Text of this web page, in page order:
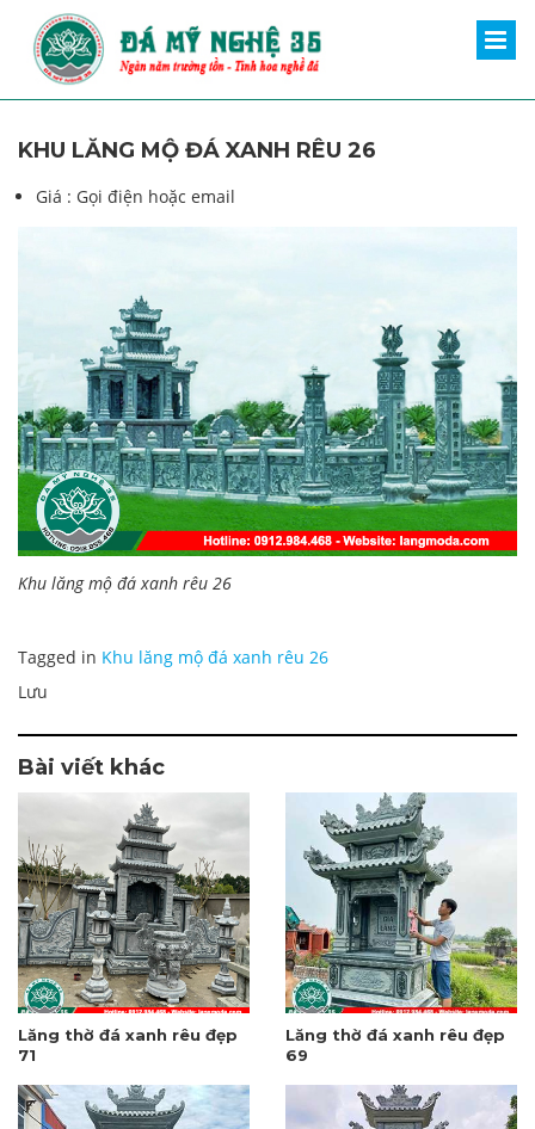
KHU LĂNG MỘ ĐÁ XANH RÊU 26
Giá : Gọi điện hoặc email
Khu lăng mộ đá xanh rêu 26
Tagged in Khu lăng mộ đá xanh rêu 26
Lưu
Bài viết khác
Lăng thờ đá xanh rêu đẹp
71
Lăng thờ đá xanh rêu đẹp
69